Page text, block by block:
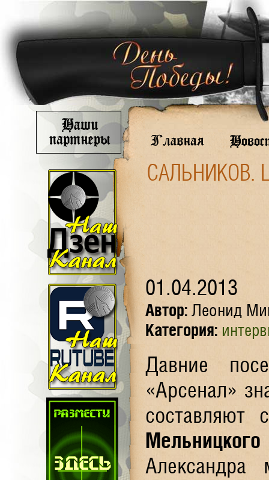
САЛЬНИКОВ.
01.04.2013
Автор: Леонид
Категория:
Давние
«Арсенал»
Мельницкого